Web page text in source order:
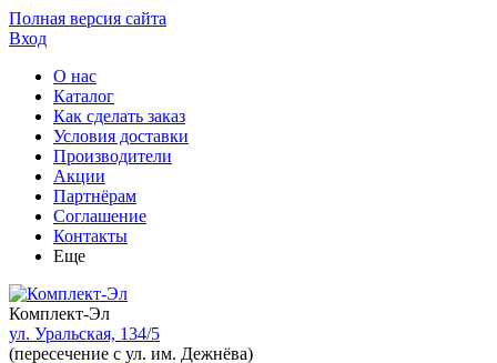
Полная версия сайта
Вход
О нас
Каталог
Как сделать заказ
Условия доставки
Производители
Акции
Партнёрам
Соглашение
Контакты
Еще
Комплект-Эл
ул. Уральская, 134/5
(пересечение с ул. им. Дежнёва)